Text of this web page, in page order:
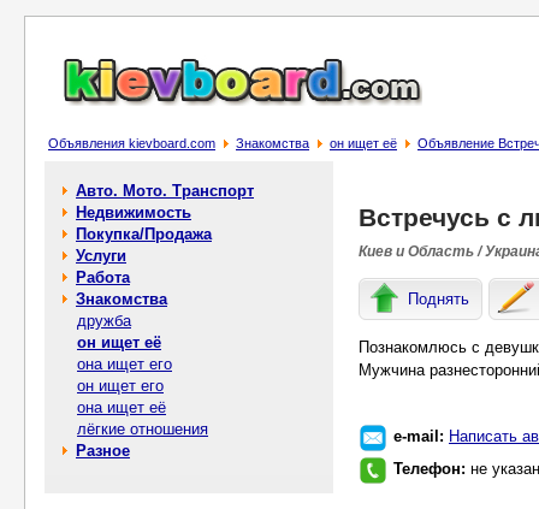
Объявления kievboard.com Знакомства он ищет её Объявление
Авто. Мото. Транспорт
Недвижимость
Покупка/Продажа
Услуги
Работа
Знакомства
дружба
он ищет её
она ищет его
он ищет его
она ищет её
лёгкие отношения
Разное
Встречусь с
Киев и Область /
Поднять
Познакомлюсь с
Мужчина
e-mail: Написать
Телефон: не указан